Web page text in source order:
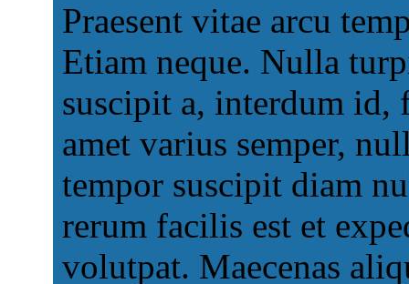
Praesent vitae arcu
Etiam neque. Nulla
suscipit a, interdum id,
amet varius semper,
tempor suscipit diam
rerum facilis est et
volutpat. Maecenas